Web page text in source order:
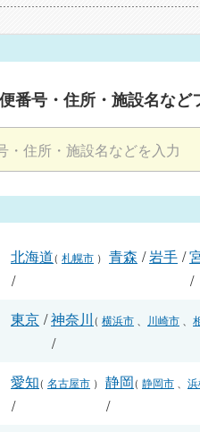
番号・住所・施設名など
北海道（ 札幌市 ）
/
青森 /岩手 /
/
東京 /神奈川（ 横浜市 川崎市
/
愛知（ 名古屋市 ）
/
静岡（ 静岡市
/